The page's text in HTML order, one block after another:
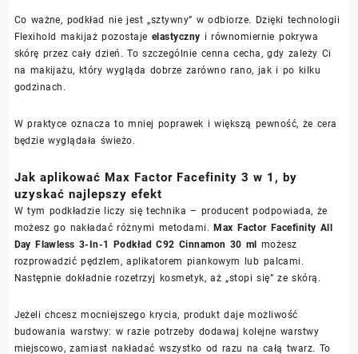
Co ważne, podkład nie jest „sztywny” w odbiorze. Dzięki technologii
Flexihold makijaż pozostaje elastyczny i równomiernie pokrywa
skórę przez cały dzień. To szczególnie cenna cecha, gdy zależy Ci
na makijażu, który wygląda dobrze zarówno rano, jak i po kilku
godzinach.
W praktyce oznacza to mniej poprawek i większą pewność, że cera
będzie wyglądała świeżo.
Jak aplikować Max Factor Facefinity 3 w 1, by
uzyskać najlepszy efekt
W tym podkładzie liczy się technika – producent podpowiada, że
możesz go nakładać różnymi metodami.Max Factor Facefinity All
Day Flawless 3-In-1 Podkład C92 Cinnamon 30 ml możesz
rozprowadzić pędzlem, aplikatorem piankowym lub palcami.
Następnie dokładnie rozetrzyj kosmetyk, aż „stopi się” ze skórą.
Jeżeli chcesz mocniejszego krycia, produkt daje możliwość
budowania warstwy: w razie potrzeby dodawaj kolejne warstwy
miejscowo, zamiast nakładać wszystko od razu na całą twarz. To